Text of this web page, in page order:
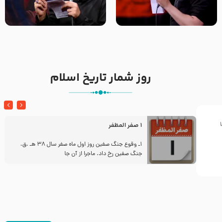
تک ، عبّاس، صاحب دل‌هاست –
حاج حنیف طاهری – عزاداری شب
من غلام نوکراتم من عاشق
کربلاتم – شور زمینه – شب هفتم
روز شمار تاریخ اسلام
1 صفر المظفر
1ـ وقوع جنگ صفین روز اول ماه صفر سال 38 هـ .ق.
جنگ صفین رخ داد. ماجرا از آن جا